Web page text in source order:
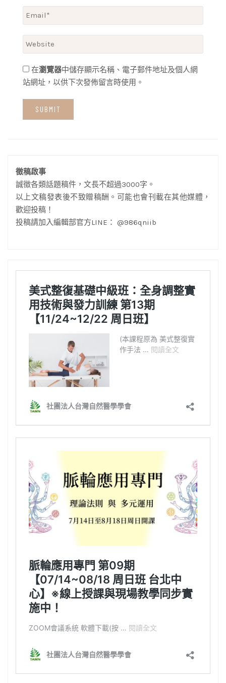
在瀏覽器中儲存顯示名稱、電子郵件地址及個人網
站網址，以供下次發佈留言時使用。
徵稿啟事
誠徵各類話題稿件，文長不超過3000字。
以上文稿發表後不致贈稿酬。可能也會刊載在其他媒體，
歡迎投稿！
投稿請加入編輯部官方LINE： @986qniib